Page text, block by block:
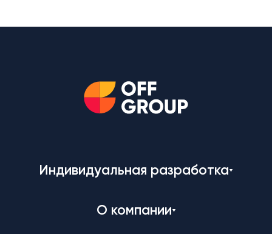
Индивидуальная разработка
О компании